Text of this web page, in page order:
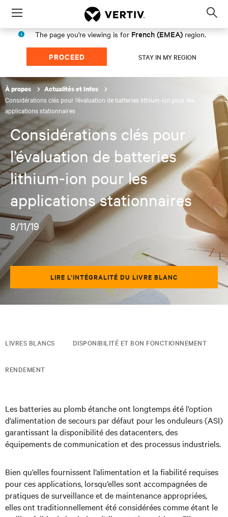
Menu
The page you're viewing is for French (EMEA) region.
PROCEED STAY IN MY REGION
À propos Actualités et Infos
Considérations clés pour l’évaluation de batteries lithium-ion pour les
applications stationnaires
Considérations clés pour
l’évaluation de batteries
lithium-ion pour les
applications stationnaires
8/11/19
LIRE L’INTÉGRALITÉ DU LIVRE BLANC
LIVRES BLANCS DISPONIBILITÉ ET BON FONCTIONNEMENT
RENDEMENT
Les batteries au plomb étanche ont longtemps été l’option
d’alimentation de secours par défaut pour les onduleurs (ASI)
garantissant la disponibilité des datacenters, des
équipements de communication et des processus industriels.
Bien qu’elles fournissent l’alimentation et la fiabilité requises
pour ces applications, lorsqu’elles sont accompagnées de
pratiques de surveillance et de maintenance appropriées,
elles ont traditionnellement été considérées comme étant le